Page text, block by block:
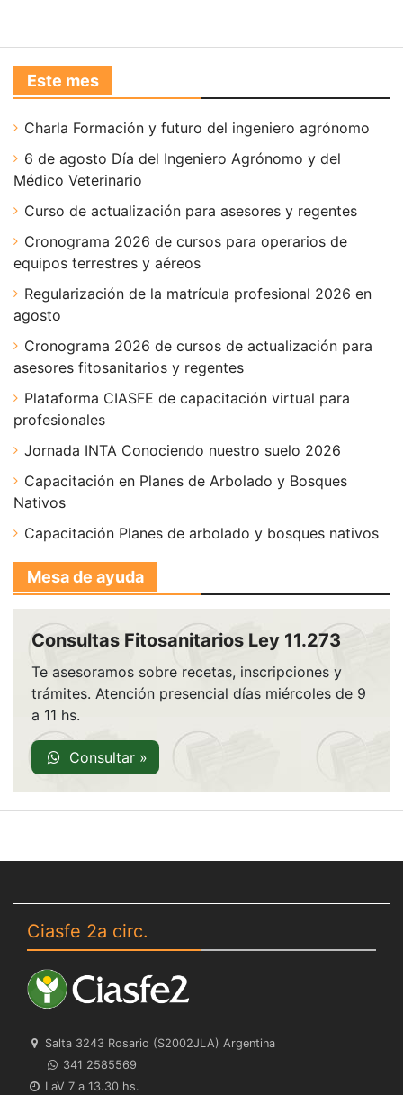
Este mes
Charla Formación y futuro del ingeniero agrónomo
6 de agosto Día del Ingeniero Agrónomo y del
Médico Veterinario
Curso de actualización para asesores y regentes
Cronograma 2026 de cursos para operarios de
equipos terrestres y aéreos
Regularización de la matrícula profesional 2026 en
agosto
Cronograma 2026 de cursos de actualización para
asesores fitosanitarios y regentes
Plataforma CIASFE de capacitación virtual para
profesionales
Jornada INTA Conociendo nuestro suelo 2026
Capacitación en Planes de Arbolado y Bosques
Nativos
Capacitación Planes de arbolado y bosques nativos
Mesa de ayuda
Consultas Fitosanitarios Ley 11.273
Te asesoramos sobre recetas, inscripciones y
trámites. Atención presencial días miércoles de 9
a 11 hs.
Consultar »
Ciasfe 2a circ.
Salta 3243 Rosario (S2002JLA) Argentina
341 2585569
LaV 7 a 13.30 hs.